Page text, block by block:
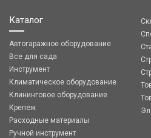
Каталог
Автогаражное оборудование
Все для сада
Инструмент
Климатическое оборудование
Клининговое оборудование
Крепеж
Расходные материалы
Ручной инструмент